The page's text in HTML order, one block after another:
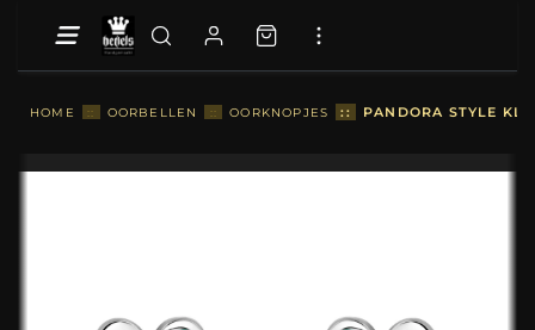
HOME :: OORBELLEN :: OORKNOPJES :: PANDORA STYLE